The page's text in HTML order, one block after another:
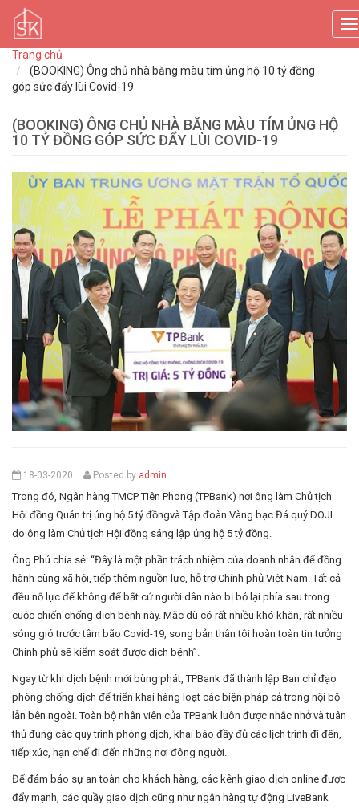
Trang chủ
(BOOKING) Ông chủ nhà băng màu tím ủng hộ 10 tỷ đồng
góp sức đẩy lùi Covid-19
(BOOKING) ÔNG CHỦ NHÀ BĂNG MÀU TÍM ỦNG HỘ
10 TỶ ĐỒNG GÓP SỨC ĐẨY LÙI COVID-19
18-03-2020 Posted by admin
Trong đó, Ngân hàng TMCP Tiên Phong (TPBank) nơi ông làm Chủ tịch
Hội đồng Quản trị ủng hộ 5 tỷ đồngvà Tập đoàn Vàng bạc Đá quý DOJI
do ông làm Chủ tịch Hội đồng sáng lập ủng hộ 5 tỷ đồng.
Ông Phú chia sẻ: “Đây là một phần trách nhiệm của doanh nhân để đồng
hành cùng xã hội, tiếp thêm nguồn lực, hỗ trợ Chính phủ Việt Nam. Tất cả
đều nỗ lực để không để bất cứ người dân nào bị bỏ lại phía sau trong
cuộc chiến chống dịch bệnh này. Mặc dù có rất nhiều khó khăn, rất nhiều
sóng gió trước tâm bão Covid-19, song bản thân tôi hoàn toàn tin tưởng
Chính phủ sẽ kiểm soát được dịch bệnh”.
Ngay từ khi dịch bệnh mới bùng phát, TPBank đã thành lập Ban chỉ đạo
phòng chống dịch để triển khai hàng loạt các biện pháp cả trong nội bộ
lẫn bên ngoài. Toàn bộ nhân viên của TPBank luôn được nhắc nhở và tuân
thủ đúng các quy trình phòng dịch, khai báo đầy đủ các lịch trình đi đến,
tiếp xúc, hạn chế đi đến những nơi đông người.
Để đảm bảo sự an toàn cho khách hàng, các kênh giao dịch online được
đẩy mạnh, các quầy giao dịch cũng như ngân hàng tự động LiveBank